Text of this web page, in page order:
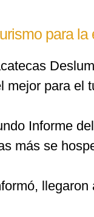
para la
para
Informe
más se